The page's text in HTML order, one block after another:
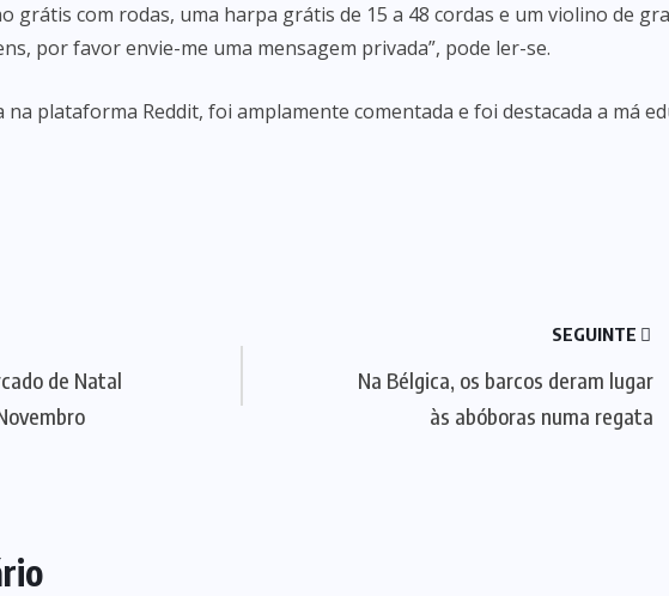
grátis com rodas, uma harpa grátis de 15 a 48 cordas e um violino de
por favor envie-me uma mensagem privada”, pode ler-se.
na plataforma Reddit, foi amplamente comentada e foi destacada a má
de Natal
SEGUINTE
Na Bélgica, os barcos deram lugar
às abóboras numa regata